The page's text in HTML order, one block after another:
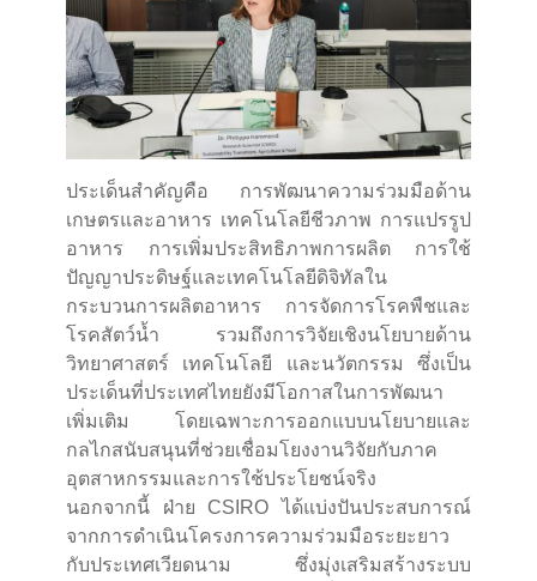
ประเด็นสำคัญคือ การพัฒนาความร่วมมือด้าน
เกษตรและอาหาร เทคโนโลยีชีวภาพ การแปรรูป
อาหาร การเพิ่มประสิทธิภาพการผลิต การใช้
ปัญญาประดิษฐ์และเทคโนโลยีดิจิทัลใน
กระบวนการผลิตอาหาร การจัดการโรคพืชและ
โรคสัตว์น้ำ รวมถึงการวิจัยเชิงนโยบายด้าน
วิทยาศาสตร์ เทคโนโลยี และนวัตกรรม ซึ่งเป็น
ประเด็นที่ประเทศไทยยังมีโอกาสในการพัฒนา
เพิ่มเติม โดยเฉพาะการออกแบบนโยบายและ
กลไกสนับสนุนที่ช่วยเชื่อมโยงงานวิจัยกับภาค
อุตสาหกรรมและการใช้ประโยชน์จริง
นอกจากนี้ ฝ่าย CSIRO ได้แบ่งปันประสบการณ์
จากการดำเนินโครงการความร่วมมือระยะยาว
กับประเทศเวียดนาม ซึ่งมุ่งเสริมสร้างระบบ